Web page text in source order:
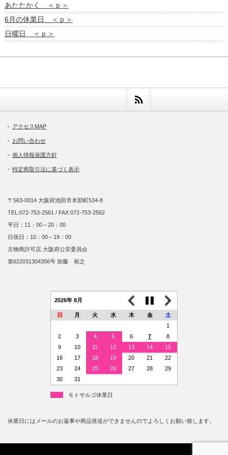
あたたかく ＜ｐ＞
6月の休業日 ＜ｐ＞
日曜日 ＜ｐ＞
アクセスMAP
お問い合わせ
個人情報保護方針
特定商取引法に基づく表示
〒563-0014 大阪府池田市木部町534-8
TEL:072-753-2561 / FAX:072-753-2562
平日：11：00～20：00
日祝日：10：00～19：00
古物商許可店 大阪府公安委員会
第622031304356号 加藤 裕之
2026年 8月
日 月 火 水 木 金
土
1
2
3 4 5 6 7
8
9
10 11 12 13 14
15
16
17 18 19 20 21
22
23
24 25 26 27 28
29
30
31
モトサルゴ休業日
休業日にはメールのお返事や商品発送ができませんのでよろしくお願い致します。